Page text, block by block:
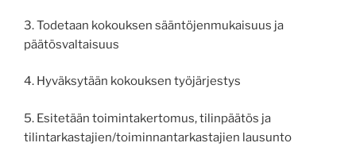
3. Todetaan kokouksen sääntöjenmukaisuus ja
päätösvaltaisuus
4. Hyväksytään kokouksen työjärjestys
5. Esitetään toimintakertomus, tilinpäätös ja
tilintarkastajien/toiminnantarkastajien lausunto